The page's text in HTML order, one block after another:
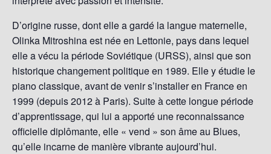
D’origine russe, dont elle a gardé la langue maternelle,
Olinka Mitroshina est née en Lettonie, pays dans lequel
elle a vécu la période Soviétique (URSS), ainsi que son
historique changement politique en 1989. Elle y étudie le
piano classique, avant de venir s’installer en France en
1999 (depuis 2012 à Paris). Suite à cette longue période
d’apprentissage, qui lui a apporté une reconnaissance
officielle diplômante, elle « vend » son âme au Blues,
qu’elle incarne de manière vibrante aujourd’hui.